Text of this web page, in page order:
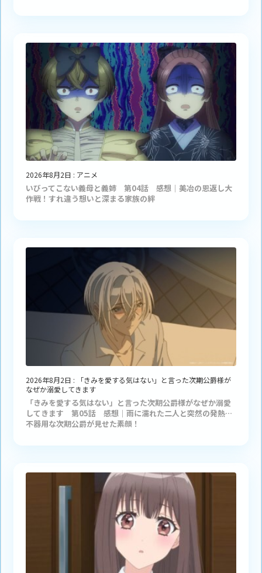
2026年8月2日 : アニメ
いびってこない義母と義姉 第04話 感想｜美冶の恩返し大
作戦！すれ違う想いと深まる家族の絆
2026年8月2日 :
「きみを愛する気はない」と言った次期公爵様が
なぜか溺愛してきます
「きみを愛する気はない」と言った次期公爵様がなぜか溺愛
してきます 第05話 感想｜雨に濡れた二人と突然の発熱…
不器用な次期公爵が見せた素顔！